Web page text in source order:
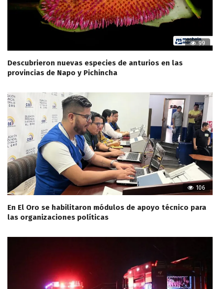
99
Descubrieron nuevas especies de anturios en las
provincias de Napo y Pichincha
106
En El Oro se habilitaron módulos de apoyo técnico para
las organizaciones políticas